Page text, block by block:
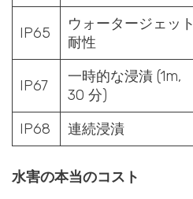
IP65
ウォータージェット
耐性
IP67
一時的な浸漬 (1m,
30 分)
IP68 連続浸漬
水害の本当のコスト